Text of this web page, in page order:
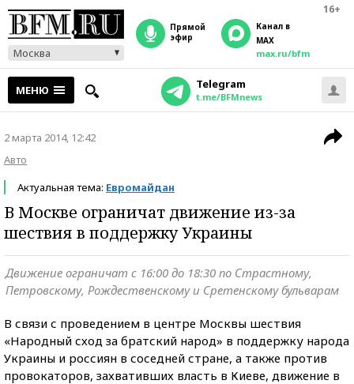
16+
Москва
прямой
эфир
Канал в
MAX
max.ru/bfm
МЕНЮ Telegram
t.me/BFMnews
2 марта 2014, 12:42
Авто
Актуальная тема: Евромайдан
В Москве ограничат движение из-за
шествия в поддержку Украины
Движение ограничат с 16:00 до 18:30 по Страстному,
Петровскому, Рождественскому и Сретенскому бульварам
В связи с проведением в центре Москвы шествия
«Народный сход за братский народ» в поддержку народа
Украины и россиян в соседней стране, а также против
провокаторов, захвативших власть в Киеве, движение в